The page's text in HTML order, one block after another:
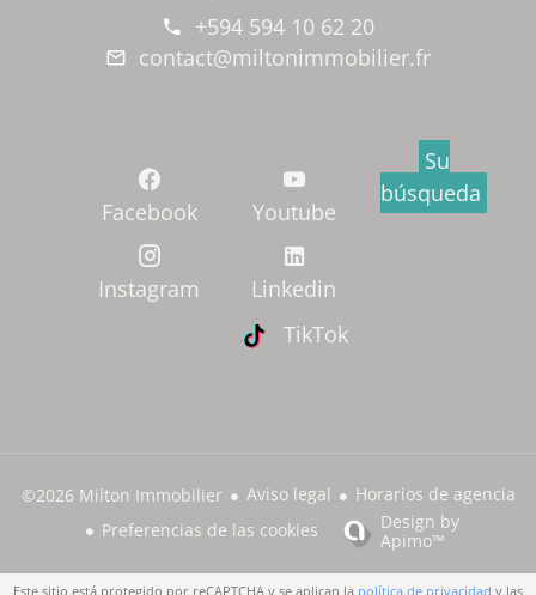
+594 594 10 62 20
contact@miltonimmobilier.fr
Facebook
Instagram
Youtube
Linkedin
TikTok
Su
búsqueda
©2026 Milton Immobilier Aviso legal
Horarios de agencia
Preferencias de las cookies
Design by
Apimo™
Este sitio está protegido por reCAPTCHA y se aplican la política de privacidad y las